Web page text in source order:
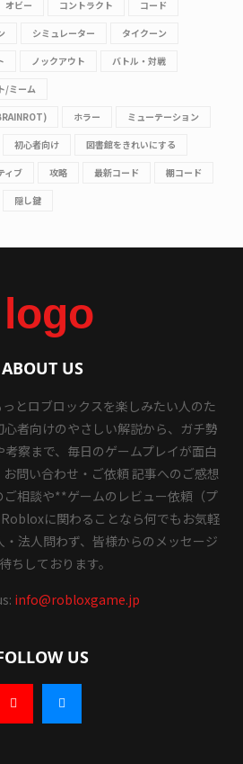
オビー コントラクト コード
シミュレーター タイクーン
ノックアウト バトル・対戦
/ミーム
ホラー ミューテーション
初心者向け 図書館をきれいにする
ィブ 攻略 最新コード 棚コード
隠し鍵
ABOUT US
とロブロックスを楽しみたい人のた
者向けのやさしい解説から、ガチ勢
察まで、毎日のゲームプレイが面白
問い合わせ・ご依頼 記事へのご感想
ご相談や**ゲームのレビュー依頼（プ
に関わることなら何でもお気軽
法人問わず、皆様からのメッセージ
ちしております。
info@robloxgame.jp
US